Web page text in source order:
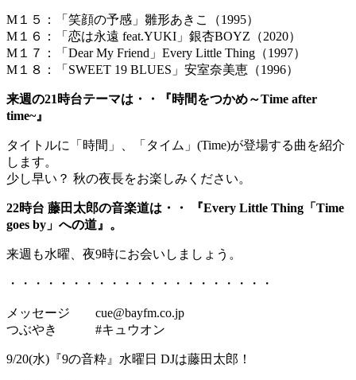
M１５：「笑顔の予感」雛形あきこ（1995）
M１６：「恋は永遠 feat.YUKI」銀杏BOYZ（2020）
M１７：「Dear My Friend」Every Little Thing（1997）
M１８：「SWEET 19 BLUES」安室奈美恵（1996）
来週の21時台テーマは・・『時間をつかめ～Time after
time~』
タイトルに「時間」、「タイム」(Time)が登場する曲を紹介
します。
少し早い？ 秋の夜長をお楽しみください。
22時台 藤田太郎の音楽道は・・ 『Every Little Thing「Time
goes by」への道』。
来週も水曜、夜9時にお会いしましょう。
・・・・・・・・・・・・・・・・・・・・・
メッセージ cue@bayfm.co.jp
つぶやき #キュウオン
9/20(水)『9の音粋』水曜日 DJは藤田太郎！